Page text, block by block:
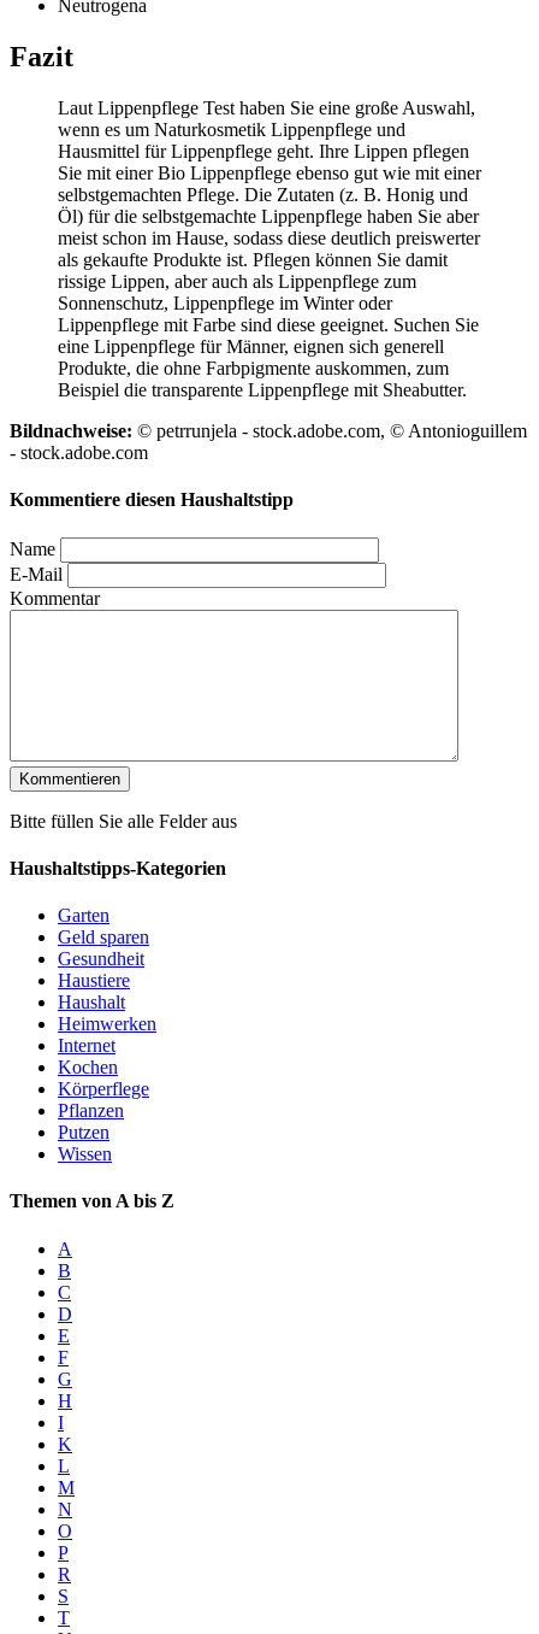
Neutrogena
Fazit
Laut Lippenpflege Test haben Sie eine große Auswahl,
wenn es um Naturkosmetik Lippenpflege und
Hausmittel für Lippenpflege geht. Ihre Lippen pflegen
Sie mit einer Bio Lippenpflege ebenso gut wie mit einer
selbstgemachten Pflege. Die Zutaten (z. B. Honig und
Öl) für die selbstgemachte Lippenpflege haben Sie aber
meist schon im Hause, sodass diese deutlich preiswerter
als gekaufte Produkte ist. Pflegen können Sie damit
rissige Lippen, aber auch als Lippenpflege zum
Sonnenschutz, Lippenpflege im Winter oder
Lippenpflege mit Farbe sind diese geeignet. Suchen Sie
eine Lippenpflege für Männer, eignen sich generell
Produkte, die ohne Farbpigmente auskommen, zum
Beispiel die transparente Lippenpflege mit Sheabutter.
Bildnachweise: © petrrunjela - stock.adobe.com, © Antonioguillem
- stock.adobe.com
Kommentiere diesen Haushaltstipp
Name
E-Mail
Kommentar
Bitte füllen Sie alle Felder aus
Haushaltstipps-Kategorien
Garten
Geld sparen
Gesundheit
Haustiere
Haushalt
Heimwerken
Internet
Kochen
Körperflege
Pflanzen
Putzen
Wissen
Themen von A bis Z
A
B
C
D
E
F
G
H
I
K
L
M
N
O
P
R
S
T